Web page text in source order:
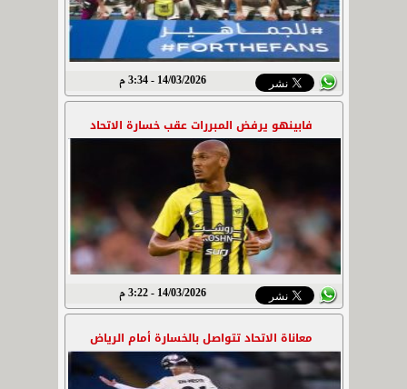
14/03/2026 - 3:34 م
فابينهو يرفض المبررات عقب خسارة الاتحاد
14/03/2026 - 3:22 م
معاناة الاتحاد تتواصل بالخسارة أمام الرياض